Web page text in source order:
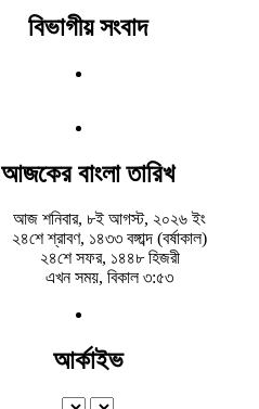
বিভাগীয় সংবাদ
আজকের বাংলা তারিখ
আজ শনিবার, ৮ই আগস্ট, ২০২৬ ইং
২৪শে শ্রাবণ, ১৪৩৩ বঙ্গাব্দ (বর্ষাকাল)
২৪শে সফর, ১৪৪৮ হিজরী
এখন সময়, বিকাল ৩:৫৩
আর্কাইভ